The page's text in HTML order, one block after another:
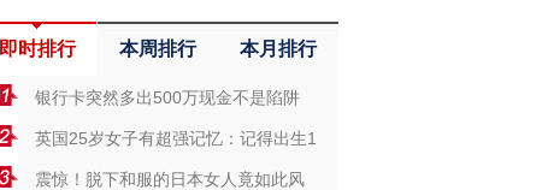
即时排行 本周排行 本月排行
银行卡突然多出500万现金不是陷阱
英国25岁女子有超强记忆：记得出生1
震惊！脱下和服的日本女人竟如此风